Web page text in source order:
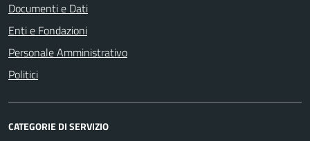
Documenti e Dati
Enti e Fondazioni
Personale Amministrativo
Politici
CATEGORIE DI SERVIZIO